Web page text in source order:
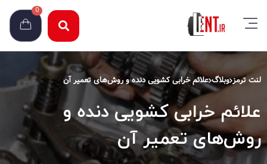
0
لنت ترمز وبلاگ علائم خرابی کشویی دنده و روش‌های تعمیر آن
علائم خرابی کشویی دنده و
روش‌های تعمیر آن